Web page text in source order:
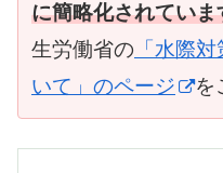
に簡略化されていま
生労働省の 「水際
いて」のページ
を